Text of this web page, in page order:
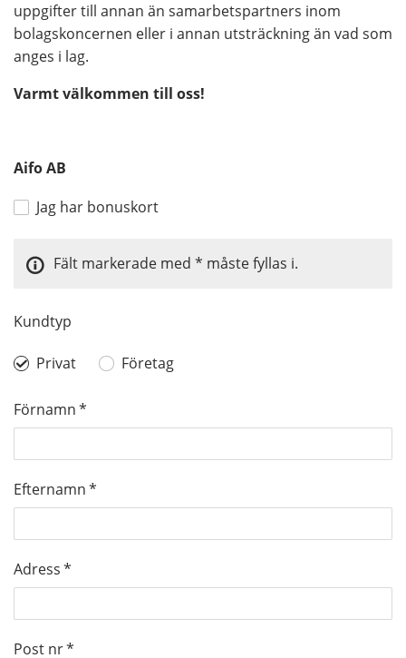
uppgifter till annan än samarbetspartners inom
bolagskoncernen eller i annan utsträckning än vad som
anges i lag.
Varmt välkommen till oss!
Aifo AB
Jag har bonuskort
Fält markerade med * måste fyllas i.
Kundtyp
Privat Företag
Förnamn*
Efternamn*
Adress*
Post nr*